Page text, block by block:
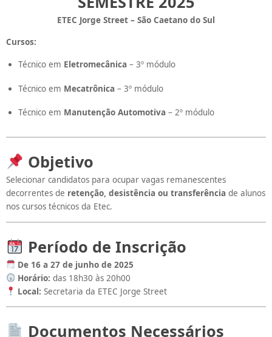
ETEC Jorge Street – São Caetano do Sul
Cursos:
Técnico em Eletromecânica – 3º módulo
Técnico em Mecatrônica – 3º módulo
Técnico em Manutenção Automotiva – 2º módulo
Objetivo
Selecionar candidatos para ocupar vagas remanescentes
decorrentes de retenção, desistência ou transferência de alunos
nos cursos técnicos da Etec.
Período de Inscrição
De 16 a 27 de junho de 2025
Horário: das 18h30 às 20h00
Local: Secretaria da ETEC Jorge Street
Documentos Necessários